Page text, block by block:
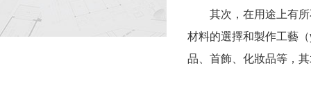
其次，在用途上有所
材料的選擇和製作工藝
品、首飾、化妝品等，